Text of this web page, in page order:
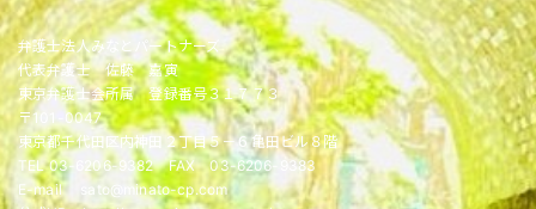
弁護士法人みなとパートナーズ
代表弁護士 佐藤 嘉寅
東京弁護士会所属 登録番号３１７７３
〒101-0047
東京都千代田区内神田２丁目５－６亀田ビル８階
TEL 03-6206-9382 FAX 03-6206-9383
E-mail sato@minato-cp.com